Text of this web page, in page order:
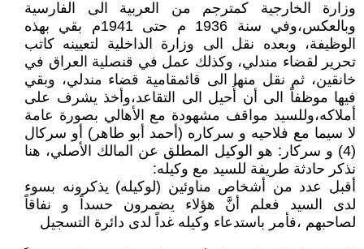
وزارة الخارجية كمترجم من العربية الى الفارسية
وبالعكس،وفي سنة 1936 م حتى 1941م بقي بهذه
الوظيفة، وبعده نقل الى وزارة الداخلية لتعيينه كاتب
تحرير لقضاء مندلي، وكذلك عمل في قنصلية العراق في
خانقين، ثم نقل منها الى قائمقامية قضاء مندلي، وبقي
فيها موظفاً الى أن أُحيل الى التقاعد،وأخذ يشرف على
أملاكه،وللسيد مواقف مشهودة مع الأهالي بصورة عامة
لا سيما مع فلاحيه و سركاره (أحمد أبو طاهر) أو سركال
(4) و سركار: هو الوكيل المطلق عن المالك الأصلي، هنا
نذكر حادثة طريفة للسيد مع وكيله:
أقبل عدد من أشخاص مناوئين (لوكيله) يذكرونه بسوء
لدى السيد فعلم أنَّ هؤلاء يضمرون حسداً و نفاقاً
لصاحبهم ،فأمر باستدعاء وكيله غداً لدى دائرة التسجيل